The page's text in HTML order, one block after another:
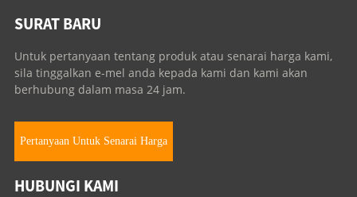
SURAT BARU
Untuk pertanyaan tentang produk atau senarai harga kami,
sila tinggalkan e-mel anda kepada kami dan kami akan
berhubung dalam masa 24 jam.
Pertanyaan Untuk Senarai Harga
HUBUNGI KAMI